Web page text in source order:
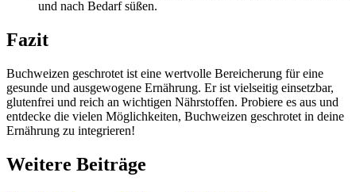
und nach Bedarf süßen.
Fazit
Buchweizen geschrotet ist eine wertvolle Bereicherung für eine
gesunde und ausgewogene Ernährung. Er ist vielseitig einsetzbar,
glutenfrei und reich an wichtigen Nährstoffen. Probiere es aus und
entdecke die vielen Möglichkeiten, Buchweizen geschrotet in deine
Ernährung zu integrieren!
Weitere Beiträge